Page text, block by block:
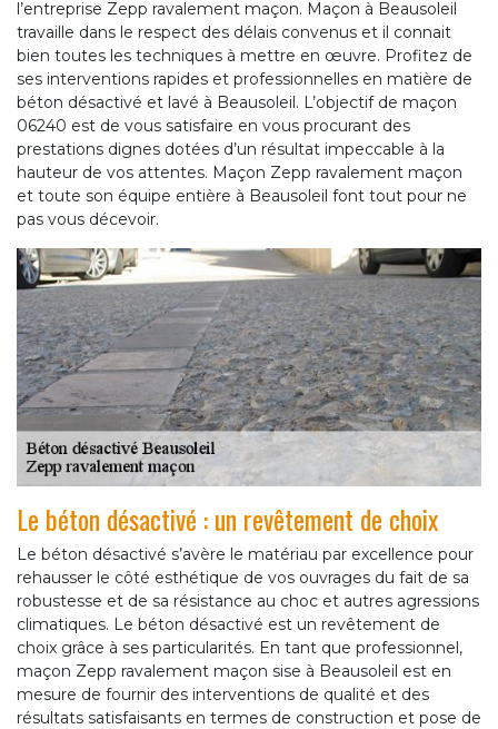
l’entreprise Zepp ravalement maçon. Maçon à Beausoleil
travaille dans le respect des délais convenus et il connait
bien toutes les techniques à mettre en œuvre. Profitez de
ses interventions rapides et professionnelles en matière de
béton désactivé et lavé à Beausoleil. L’objectif de maçon
06240 est de vous satisfaire en vous procurant des
prestations dignes dotées d’un résultat impeccable à la
hauteur de vos attentes. Maçon Zepp ravalement maçon
et toute son équipe entière à Beausoleil font tout pour ne
pas vous décevoir.
Le béton désactivé : un revêtement de choix
Le béton désactivé s’avère le matériau par excellence pour
rehausser le côté esthétique de vos ouvrages du fait de sa
robustesse et de sa résistance au choc et autres agressions
climatiques. Le béton désactivé est un revêtement de
choix grâce à ses particularités. En tant que professionnel,
maçon Zepp ravalement maçon sise à Beausoleil est en
mesure de fournir des interventions de qualité et des
résultats satisfaisants en termes de construction et pose de